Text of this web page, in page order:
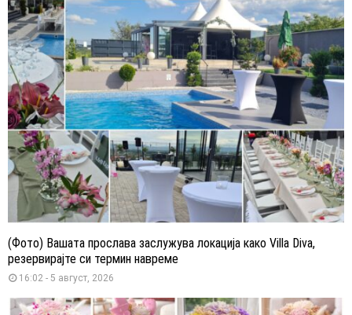
(Фото) Вашата прослава заслужува локација како Villa Diva,
резервирајте си термин навреме
16:02 - 5 август, 2026